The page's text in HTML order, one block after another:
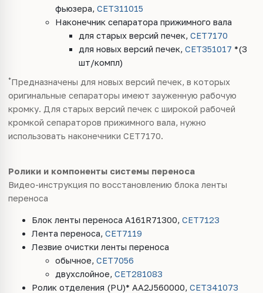
фьюзера, CET311015
Наконечник сепаратора прижимного вала
для старых версий печек, CET7170
для новых версий печек, CET351017 *(3
шт/компл)
*Предназначены для новых версий печек, в которых
оригинальные сепараторы имеют зауженную рабочую
кромку. Для старых версий печек с широкой рабочей
кромкой сепараторов прижимного вала, нужно
использовать наконечники CET7170.
Ролики и компоненты системы переноса
Видео-инструкция по восстановлению блока ленты
переноса
Блок ленты переноса A161R71300, CET7123
Лента переноса, CET7119
Лезвие очистки ленты переноса
обычное, CET7056
двухслойное, CET281083
Ролик отделения (PU)* AA2J560000, CET341073